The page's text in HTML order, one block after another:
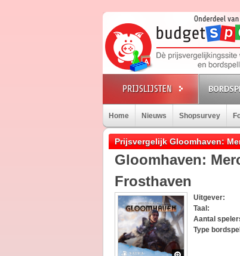
Home Nieuws Shopsurvey
Prijsvergelijk Gloomhaven:
Gloomhaven:
Frosthaven
Uitgever:
Taal:
Aantal
Type